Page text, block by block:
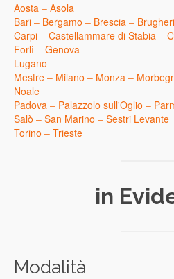
Aosta – Asola
Bari – Bergamo – Brescia –
Carpi – Castellammare di Stabia –
Forlì – Genova
Lugano
Mestre – Milano – Monza –
Noale
Padova – Palazzolo sull'Oglio –
Salò – San Marino – Sestri Levante
Torino – Trieste
in
Modalità